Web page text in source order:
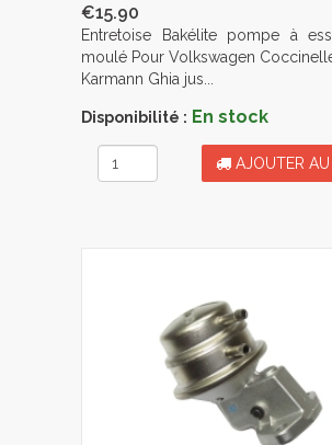
€15.90
Entretoise Bakélite pompe à
moulé Pour Volkswagen
Karmann Ghia jus...
Disponibilité : En stock
AJOUTER AU